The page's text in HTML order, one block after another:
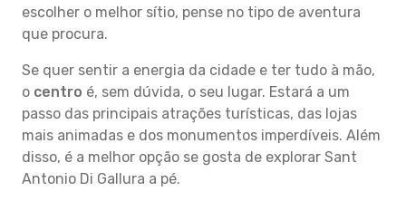
escolher o melhor sítio, pense no tipo de aventura
que procura.
Se quer sentir a energia da cidade e ter tudo à mão,
o centro é, sem dúvida, o seu lugar. Estará a um
passo das principais atrações turísticas, das lojas
mais animadas e dos monumentos imperdíveis. Além
disso, é a melhor opção se gosta de explorar Sant
Antonio Di Gallura a pé.